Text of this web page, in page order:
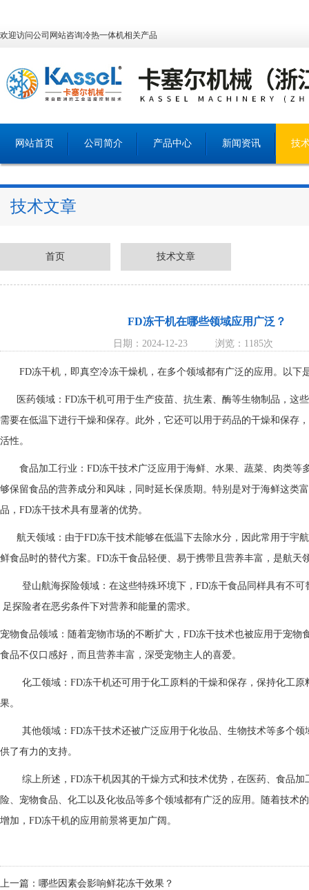
欢迎访问公司网站咨询冷热一体机相关产品
网站首页 公司简介 产品中心 新闻资讯 技
技术文章
首页 技术文章
FD冻干机在哪些领域应用广泛？
日期：2024-12-23 浏览：1185次
FD冻干机，即真空冷冻干燥机，在多个领域都有广泛的应用。以下
医药领域：FD冻干机可用于生产疫苗、抗生素、酶等生物制品，这
需要在低温下进行干燥和保存。此外，它还可以用于药品的干燥和保存
活性。
食品加工行业：FD冻干技术广泛应用于海鲜、水果、蔬菜、肉类等
够保留食品的营养成分和风味，同时延长保质期。特别是对于海鲜这类
品，FD冻干技术具有显著的优势。
航天领域：由于FD冻干技术能够在低温下去除水分，因此常用于宇
鲜食品时的替代方案。FD冻干食品轻便、易于携带且营养丰富，是航天
登山航海探险领域：在这些特殊环境下，FD冻干食品同样具有不可
足探险者在恶劣条件下对营养和能量的需求。
宠物食品领域：随着宠物市场的不断扩大，FD冻干技术也被应用于宠物
食品不仅口感好，而且营养丰富，深受宠物主人的喜爱。
化工领域：FD冻干机还可用于化工原料的干燥和保存，保持化工原
果。
其他领域：FD冻干技术还被广泛应用于化妆品、生物技术等多个领
供了有力的支持。
综上所述，FD冻干机因其的干燥方式和技术优势，在医药、食品加
险、宠物食品、化工以及化妆品等多个领域都有广泛的应用。随着技术
增加，FD冻干机的应用前景将更加广阔。
上一篇： 哪些因素会影响鲜花冻干效果？